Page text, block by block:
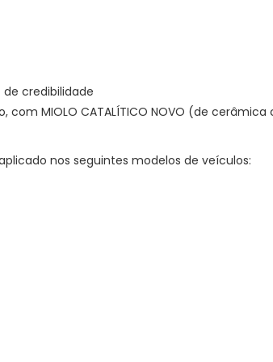
credibilidade
MIOLO CATALÍTICO NOVO (de
nos seguintes modelos de veículos: